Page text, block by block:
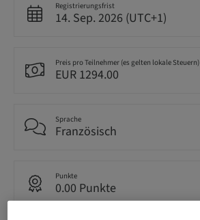
Registrierungsfrist
14. Sep. 2026 (UTC+1)
Preis pro Teilnehmer (es gelten lokale Steuern)
EUR 1294.00
Sprache
Französisch
Punkte
0.00 Punkte